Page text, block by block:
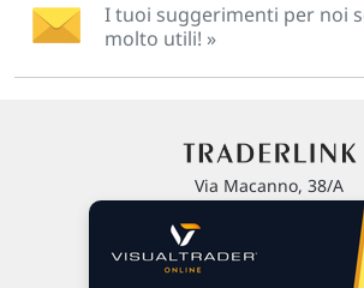
I tuoi suggerimenti per noi
molto utili! »
Via Macanno, 38/A
P.IVA 02 452 460 401